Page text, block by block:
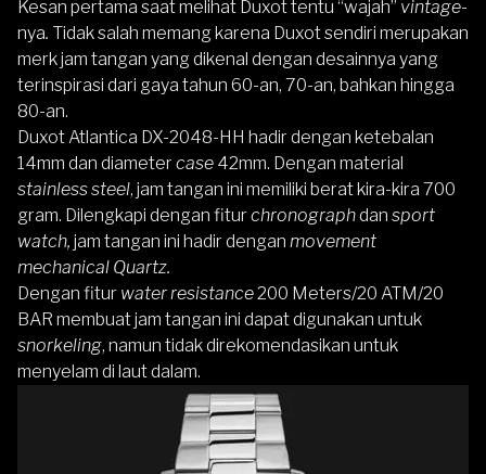
Kesan pertama saat melihat Duxottentu “wajah” vintage-
nya. Tidak salah memang karena Duxot sendiri merupakan
merk jam tangan yang dikenal dengan desainnya yang
terinspirasi dari gaya tahun 60-an, 70-an, bahkan hingga
80-an.
Duxot Atlantica DX-2048-HH hadir dengan ketebalan
14mm dan diameter case 42mm. Dengan material
stainless steel, jam tangan ini memiliki berat kira-kira 700
gram. Dilengkapi dengan fitur chronographdan sport
watch, jam tangan ini hadir dengan movement
mechanical Quartz.
Dengan fitur water resistance200 Meters/20 ATM/20
BAR membuat jam tangan ini dapat digunakan untuk
snorkeling, namun tidak direkomendasikan untuk
menyelam di laut dalam.